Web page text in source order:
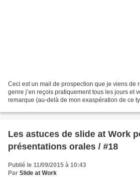
Ceci est un mail de prospection que je viens de
genre j’en reçois pratiquement tous les jours et
remarque (au-delà de mon exaspération de ce
Les astuces de slide at Work
présentations orales / #18
Publié le 11/09/2015 à 10:43
Par Slide at Work